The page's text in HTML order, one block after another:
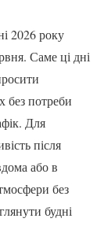
2026 року
Саме ці дні
без потреби
Для
після
або в
без
будні